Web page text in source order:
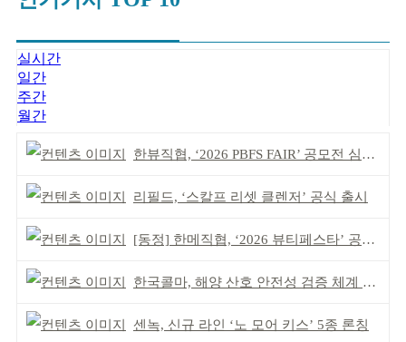
실시간
일간
주간
월간
한뷰직협, ‘2026 PBFS FAIR’ 공모전 심사 성료
리필드, ‘스칼프 리셋 클렌저’ 공식 출시
[동정] 한메직협, ‘2026 뷰티페스타’ 공동 주최
한국콜마, 해양 산호 안전성 검증 체계 구축
센녹, 신규 라인 ‘노 모어 키스’ 5종 론칭